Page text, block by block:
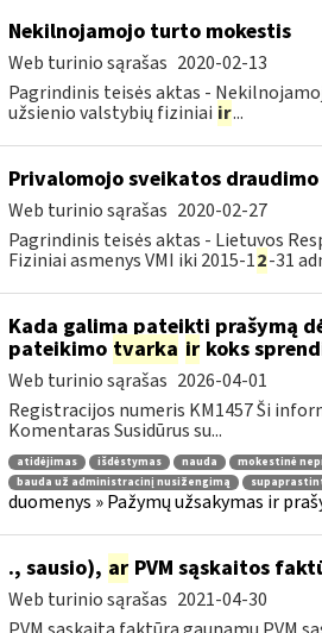
Nekilnojamojo turto mokestis
Web turinio sąrašas 2020-02-13
Pagrindinis teisės aktas -
užsienio valstybių fiziniai ir...
Privalomojo sveikatos
Web turinio sąrašas 2020-02-27
Pagrindinis teisės aktas - Lietuvos
Fiziniai asmenys VMI iki 2015-12-31
Kada galima pateikti prašymą
pateikimo tvarka irkoks
Web turinio sąrašas 2026-04-01
Registracijos numeris KM1457 Ši
Komentaras Susidūrus su...
atidėjimas išdėstymas nauda mokestinė
bauda už administracinį nusižengimą
duomenys » Pažymų užsakymas ir
., sausio), arPVM sąskaitos
Web turinio sąrašas 2021-04-30